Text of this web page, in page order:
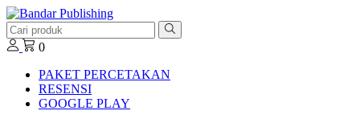
0
PAKET PERCETAKAN
RESENSI
GOOGLE PLAY